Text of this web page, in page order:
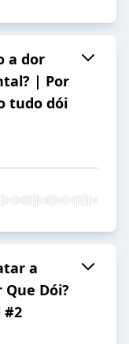
a dor
| Por
tudo dói
a
Dói?
#2